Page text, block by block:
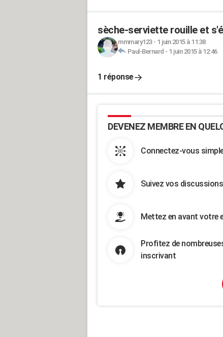
sèche-serviette rouille et
mmmary123- 1 juin 2015 à 11:38
Paul-Bernard - 1 juin 2015 à 12:46
1 réponse
DEVENEZ MEMBRE EN
Connectez-vous
Suivez vos
Mettez en avant votre
Profitez de
inscrivant